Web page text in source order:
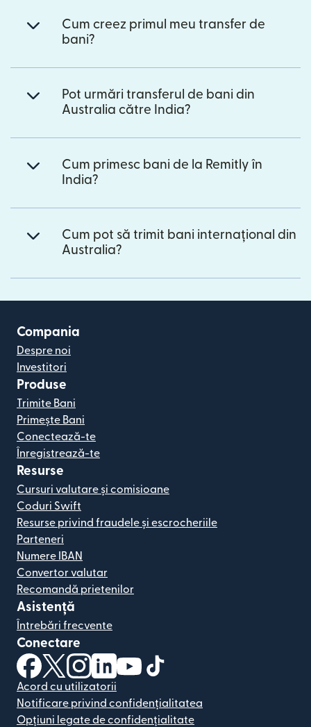
Cum creez primul meu transfer de
bani?
Pot urmări transferul de bani din
Australia către India?
Cum primesc bani de la Remitly în
India?
Cum pot să trimit bani internațional din
Australia?
Compania
Despre noi
Investitori
Produse
Trimite Bani
Primește Bani
Conectează-te
Înregistrează-te
Resurse
Cursuri valutare și comisioane
Coduri Swift
Resurse privind fraudele și escrocheriile
Parteneri
Numere IBAN
Convertor valutar
Recomandă prietenilor
Asistență
Întrebări frecvente
Conectare
(se deschide într-o fereastră nouă)
(se deschide într-o fereastră nouă)
(se deschide într-o fereastră nouă)
(se deschide într-o fereastră nouă)
(se deschide într-o fereastră
Acord cu utilizatorii
Notificare privind confidențialitatea
Opțiuni legate de confidențialitate